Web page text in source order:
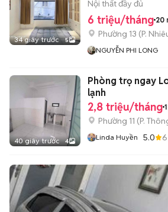
34 giây trước 5
HỌC SG
Nội thất đầy đủ
6 triệu/tháng 20
Phường 13 (P.
NGUYỄN PHI LONG
40 giây trước 4
Phòng trọ ngay
lạnh
2,8 triệu/tháng
Phường 11 (P.
Linda Huyền 5.0 6